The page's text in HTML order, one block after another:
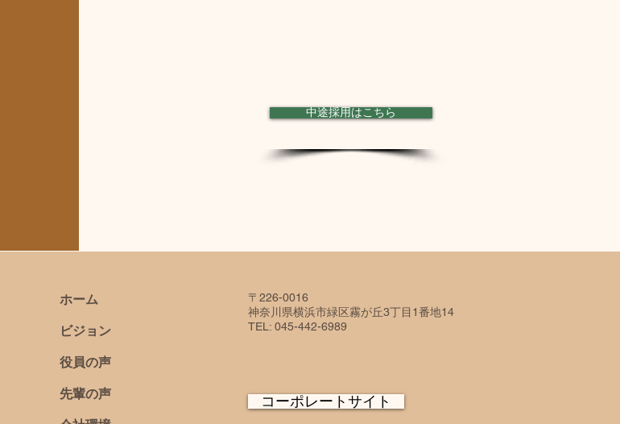
中途採用はこちら
​ホーム
​ビジョン
役員の声
先輩の声
〒226-0016
神奈川県横浜市緑区霧が丘3丁目1番地14
TEL: 045-442-6989
コーポレートサイト